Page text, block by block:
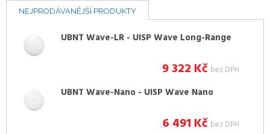
NEJPRODÁVANĚJŠÍ PRODUKTY
UBNT Wave-LR - UISP Wave Long-Range
9 322 Kč bez DPH
UBNT Wave-Nano - UISP Wave Nano
6 491 Kč bez DPH